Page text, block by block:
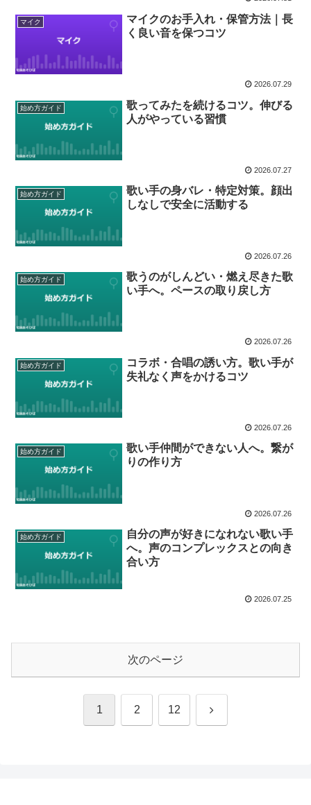
マイク
マイクのお手入れ・保管方法｜長
く良い音を保つコツ
2026.07.29
始め方ガイド
歌ってみたを続けるコツ。伸びる
人がやっている習慣
2026.07.27
始め方ガイド
歌い手の身バレ・特定対策。顔出
しなしで安全に活動する
2026.07.26
始め方ガイド
歌うのがしんどい・燃え尽きた歌
い手へ。ペースの取り戻し方
2026.07.26
始め方ガイド
コラボ・合唱の誘い方。歌い手が
失礼なく声をかけるコツ
2026.07.26
始め方ガイド
歌い手仲間ができない人へ。繋が
りの作り方
2026.07.26
始め方ガイド
自分の声が好きになれない歌い手
へ。声のコンプレックスとの向き
合い方
2026.07.25
次のページ
1 2 12 次